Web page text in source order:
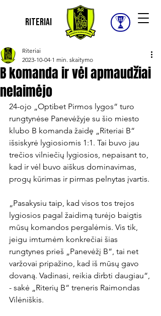
Riteriai
B komanda ir vėl apmaudžiai
nelaimėjo
Riteriai
2023-10-04 1 min. skaitymo
24-ojo „Optibet Pirmos lygos“ turo
rungtynėse Panevėžyje su šio miesto
klubo B komanda žaidę „Riteriai B“
išsiskyrė lygiosiomis 1:1. Tai buvo jau
trečios vilniečių lygiosios, nepaisant to,
kad ir vėl buvo aiškus dominavimas,
progų kūrimas ir pirmas pelnytas įvartis.
„Pasakysiu taip, kad visos tos trejos
lygiosios pagal žaidimą turėjo baigtis
mūsų komandos pergalėmis. Vis tik,
jeigu imtumėm konkrečiai šias
rungtynes prieš „Panevėžį B“, tai net
varžovai pripažino, kad iš mūsų gavo
dovaną. Vadinasi, reikia dirbti daugiau“,
- sakė „Riterių B“ treneris Raimondas
Vilėniškis.